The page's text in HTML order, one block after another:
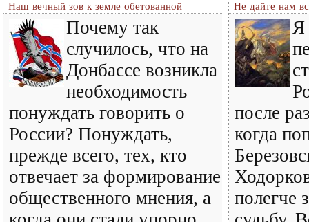
Наш вечный зов к земле обетованной
Почему так
случилось, что на
Донбассе возникла
необходимость
понуждать говорить о
России? Понуждать,
прежде всего, тех, кто
отвечает за формирование
общественного мнения, а
Не дайте нам
Я
после
когда
полегче